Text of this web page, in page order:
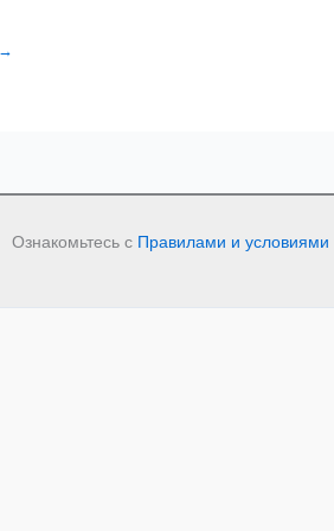
Ознакомьтесь с Правилами и условиями